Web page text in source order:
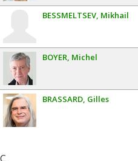
BESSMELTSEV Mikhail
BOYER Michel
BRASSARD Gilles